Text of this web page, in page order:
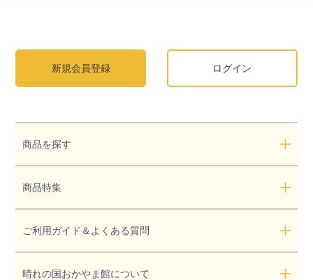
新規会員登録 ログイン
商品を探す
商品特集
ご利用ガイド＆よくある質問
晴れの国おかやま館について